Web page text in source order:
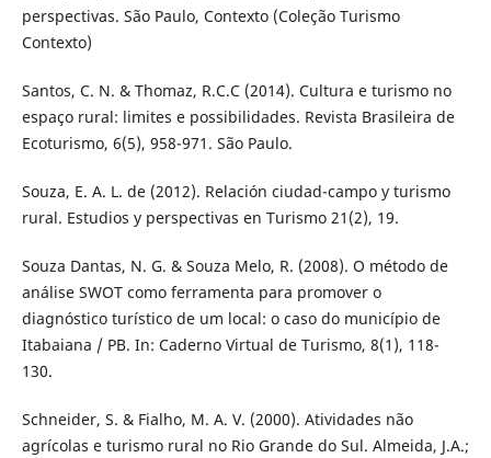
perspectivas. São Paulo, Contexto (Coleção Turismo
Contexto)
Santos, C. N. & Thomaz, R.C.C (2014). Cultura e turismo no
espaço rural: limites e possibilidades. Revista Brasileira de
Ecoturismo, 6(5), 958-971. São Paulo.
Souza, E. A. L. de (2012). Relación ciudad-campo y turismo
rural. Estudios y perspectivas en Turismo 21(2), 19.
Souza Dantas, N. G. & Souza Melo, R. (2008). O método de
análise SWOT como ferramenta para promover o
diagnóstico turístico de um local: o caso do município de
Itabaiana / PB. In: Caderno Virtual de Turismo, 8(1), 118-
130.
Schneider, S. & Fialho, M. A. V. (2000). Atividades não
agrícolas e turismo rural no Rio Grande do Sul. Almeida, J.A.;